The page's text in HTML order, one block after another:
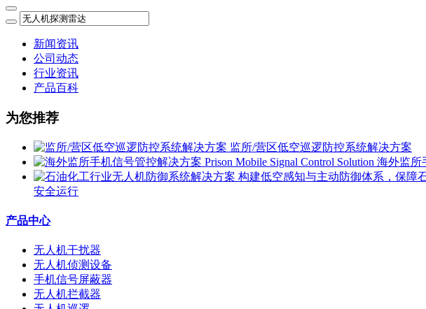
新闻资讯
公司动态
行业资讯
产品百科
为您推荐
监所/营区低空巡逻防控系统解决方案
海外监所
安全运行
产品中心
无人机干扰器
无人机侦测设备
手机信号屏蔽器
无人机拦截器